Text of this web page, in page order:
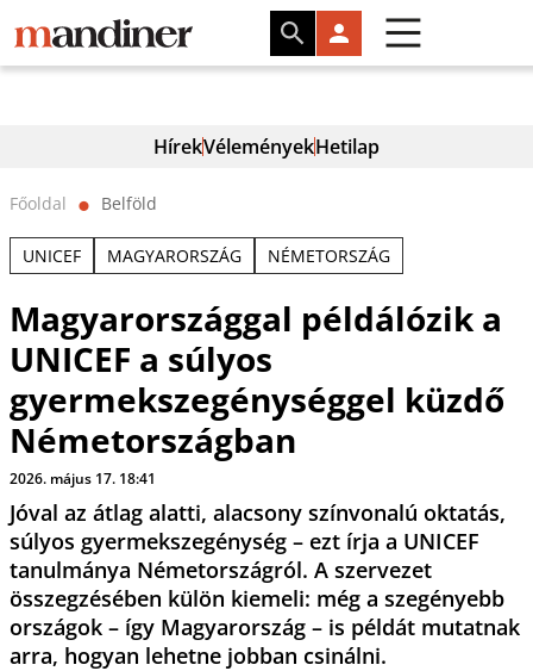
HírekVéleményekHetilap
Főoldal ⬤ Belföld
UNICEF MAGYARORSZÁG NÉMETORSZÁG
Magyarországgal példálózik a
UNICEF a súlyos
gyermekszegénységgel küzdő
Németországban
2026. május 17. 18:41
Jóval az átlag alatti, alacsony színvonalú oktatás,
súlyos gyermekszegénység – ezt írja a UNICEF
tanulmánya Németországról. A szervezet
összegzésében külön kiemeli: még a szegényebb
országok – így Magyarország – is példát mutatnak
arra, hogyan lehetne jobban csinálni.